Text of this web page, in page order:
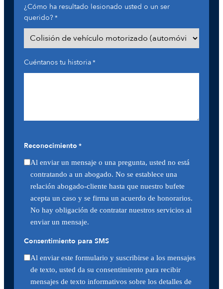
¿Cómo ha resultado lesionado usted o un ser
querido?*
Cuéntanos tu historia*
Reconocimiento *
Al enviar un mensaje o una pregunta, usted no está
contratando a un abogado. No se establece una
relación abogado-cliente hasta que nuestro bufete
acepta un caso y se firma un acuerdo de honorarios.
No hay obligación de contratar nuestros servicios al
enviar un mensaje.
Consentimiento para SMS
Al enviar este formulario y suscribirse a los mensajes
de texto, usted da su consentimiento para recibir
mensajes de texto informativos sobre los detalles de